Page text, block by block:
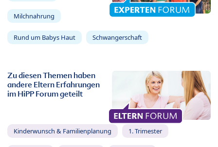
Milchnahrung
Rund um Babys Haut Schwangerschaft
Zu diesen Themen haben
andere Eltern Erfahrungen
im HiPP Forum geteilt
Kinderwunsch & Familienplanung 1. Trimester